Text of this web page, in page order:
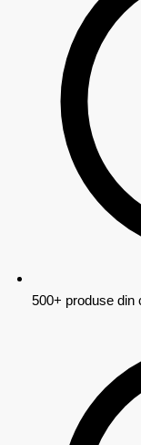
500+ produse din